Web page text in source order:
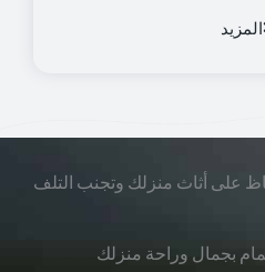
المزيد
على أثاث منزلك وتجنب التلف
بجمال وراحة منزلك